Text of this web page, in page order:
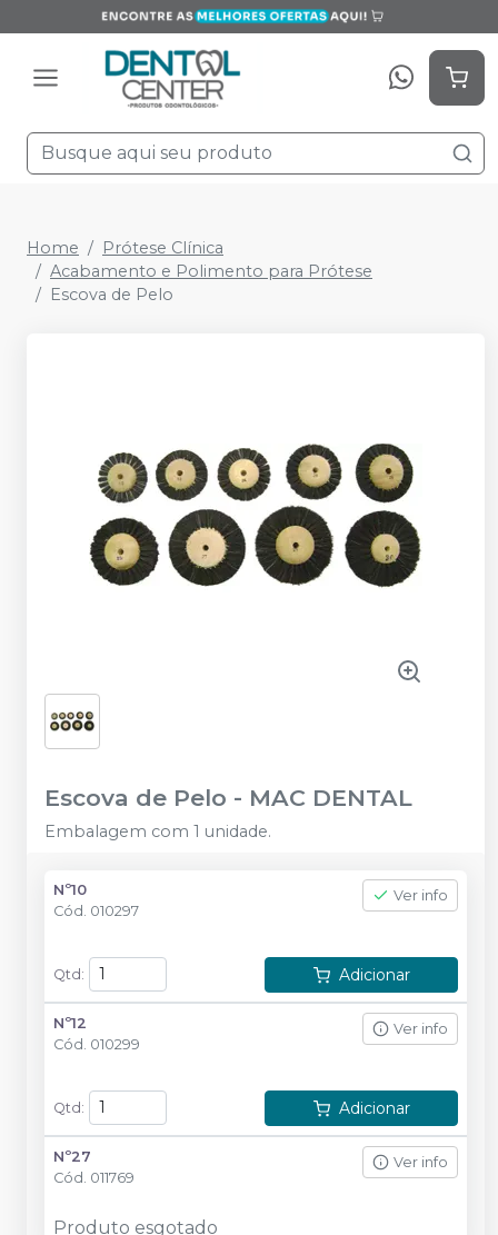
Home
Prótese Clínica
Acabamento e Polimento para Prótese
Escova de Pelo
Escova de Pelo - MAC DENTAL
Embalagem com 1 unidade.
Nº10
Cód. 010297
Ver info
Qtd : Adicionar
Nº12
Cód. 010299
Ver info
Qtd : Adicionar
Nº27
Cód. 011769
Ver info
Produto esgotado